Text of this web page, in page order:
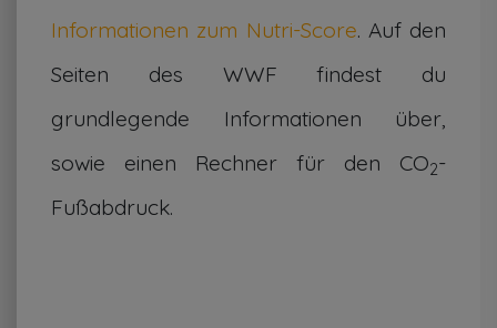
Informationen zum Nutri-Score. Auf den
Seiten des WWF findest du
grundlegende Informationen über,
sowie einen Rechner für den CO2-
Fußabdruck.